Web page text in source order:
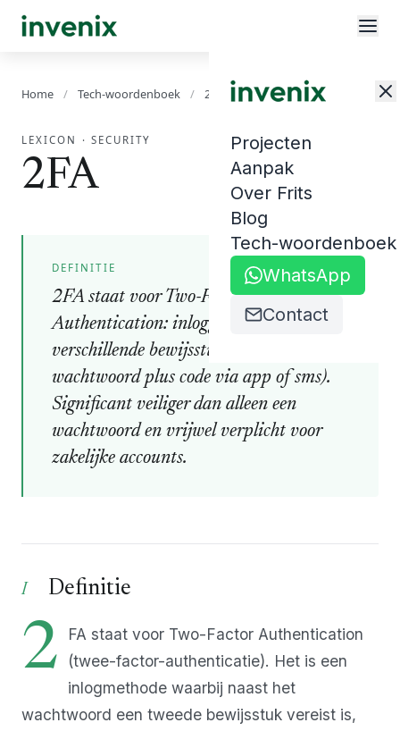
Projecten
Aanpak
Over Frits
Blog
Tech-woordenboek
WhatsApp
Contact
Home / Tech-woordenboek / 2FA
LEXICON · SECURITY
2FA
DEFINITIE
2FA staat voor Two-Factor
Authentication: inloggen met twee
verschillende bewijsstukken (meestal
wachtwoord plus code via app of sms).
Significant veiliger dan alleen een
wachtwoord en vrijwel verplicht voor
zakelijke accounts.
Definitie
2
FA staat voor Two-Factor Authentication
(twee-factor-authenticatie). Het is een
inlogmethode waarbij naast het
wachtwoord een tweede bewijsstuk vereist is,